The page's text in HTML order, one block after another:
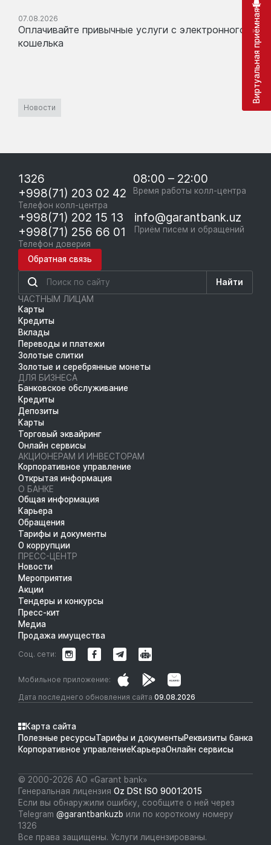
07.08.2026
Оплачивайте привычные услуги с электронного
кошелька
Новости
1326
+998(71) 203 02 42
Телефон колл-центра
08:00 – 22:00
Время работы колл-центра
+998(71) 202 15 13
+998(71) 256 66 01
Телефон доверия
info@garantbank.uz
Приём писем и обращений
Обратная связь
Найти
ЧАСТНЫМ ЛИЦАМ
Карты
Кредиты
Вклады
Переводы и платежи
Золотые слитки
Золотые и серебрянные монеты
ДЛЯ БИЗНЕСА
Банковское обслуживание
Кредиты
Депозиты
Карты
Торговый эквайринг
Онлайн сервисы
АКЦИОНЕРАМ И ИНВЕСТОРАМ
Корпоративное управление
Открытая информация
О БАНКЕ
Общая информация
Карьера
Обращения
Тарифы и документы
О коррупции
ПРЕСС-ЦЕНТР
Новости
Мероприятия
Акции
Тендеры и конкурсы
Пресс-кит
Медиа
Продажа имущества
Дата последнего обновления сайта 09.08.2026
Мобильное приложение:
Соц. сети:
Карта сайта
Полезные ресурсыТарифы и документыРеквизиты банка
Корпоративное управлениеКарьераОнлайн сервисы
© 2000-2026 АО «Garant bank»
Генеральная лицензия Oz DSt ISO 9001:2015
Если вы обнаружили ошибку, сообщите о ней через
Telegram @garantbankuzb или по короткому номеру
1326
Все права защищены. Услуги лицензированы.
Виртуальная приёмная